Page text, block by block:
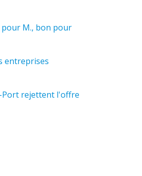
pour M., bon pour
entreprises
Port rejettent l'offre